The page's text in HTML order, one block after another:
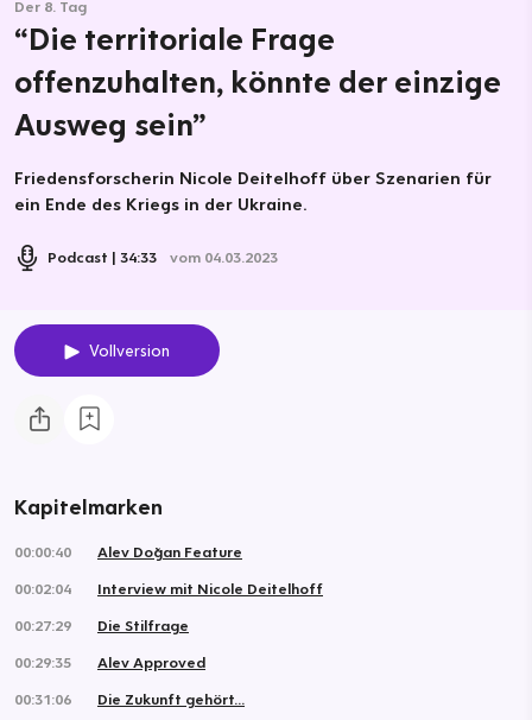
Der 8. Tag
“Die territoriale Frage
offenzuhalten, könnte der einzige
Ausweg sein”
Friedensforscherin Nicole Deitelhoff über Szenarien für
ein Ende des Kriegs in der Ukraine.
Podcast 34:33 vom 04.03.2023
Vollversion
Kapitelmarken
00:00:40
Alev Doğan Feature
00:02:04
Interview mit Nicole Deitelhoff
00:27:29
Die Stilfrage
00:29:35
Alev Approved
00:31:06
Die Zukunft gehört…